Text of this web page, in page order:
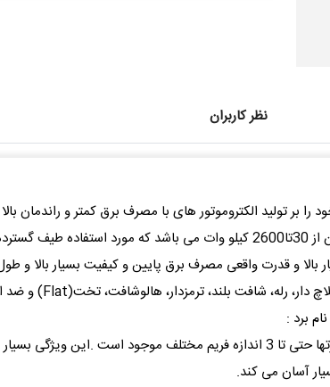
نظر کاربران
بر تولید الکتروموتور های با مصرف برق کمتر و راندمان
بالا و قدرت واقعی مصرف برق پایین و کیفیت بسیار بالا و
برد :
1- ساخته شده در اندازه فریمهای مختلف :به نحوی که در بعضی قدرتها حتی تا 3
آسان می کند.